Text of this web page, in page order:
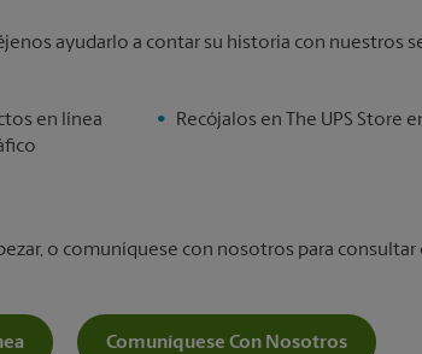
ayudarlo a contar su historia con nuestros
en línea
Recójalos en The UPS Store
o comuníquese con nosotros para
Comuníquese Con Nosotros